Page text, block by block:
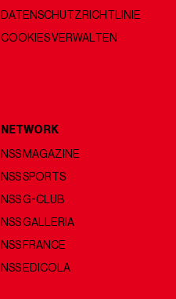
DATENSCHUTZRICHTLINIE
COOKIES VERWALTEN
NETWORK
NSS MAGAZINE
NSS SPORTS
NSS G-CLUB
NSS GALLERIA
NSS FRANCE
NSS EDICOLA